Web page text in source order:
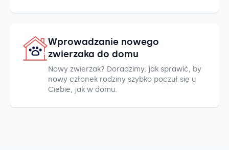
Wprowadzanie nowego
zwierzaka do domu
Nowy zwierzak? Doradzimy, jak sprawić, by
nowy członek rodziny szybko poczuł się u
Ciebie, jak w domu.